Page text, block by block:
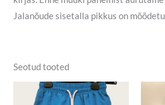
Jalanõude sisetalla pikkus on
Seotud tooted